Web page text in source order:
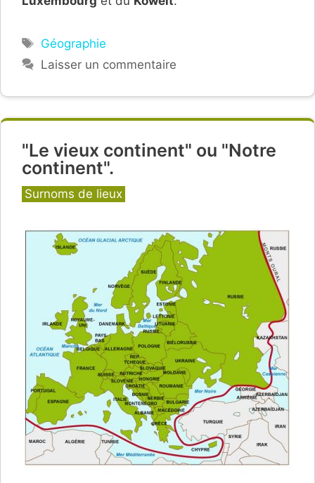
Étiquettes
Géographie
Laisser un commentaire
"Le vieux continent" ou "Notre
continent".
Catégories
Surnoms de lieux